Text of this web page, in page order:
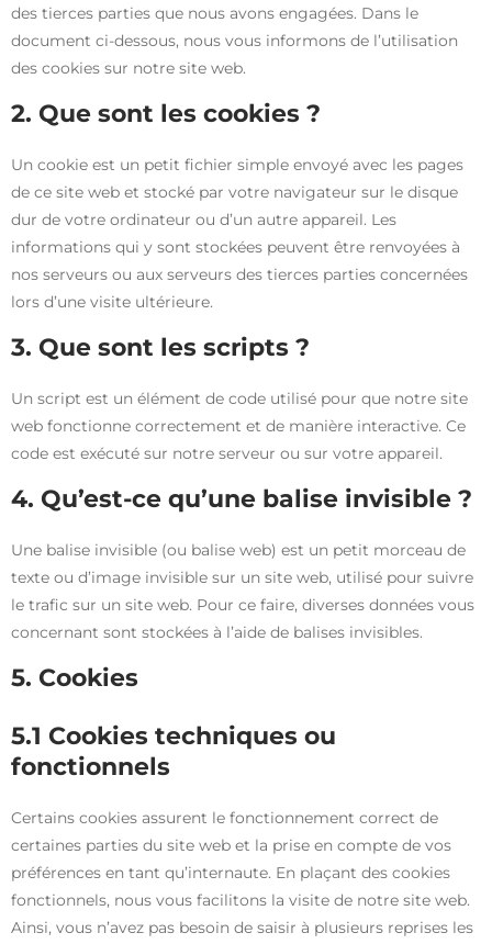
des tierces parties que nous avons engagées. Dans le
document ci-dessous, nous vous informons de l’utilisation
des cookies sur notre site web.
2. Que sont les cookies ?
Un cookie est un petit fichier simple envoyé avec les pages
de ce site web et stocké par votre navigateur sur le disque
dur de votre ordinateur ou d’un autre appareil. Les
informations qui y sont stockées peuvent être renvoyées à
nos serveurs ou aux serveurs des tierces parties concernées
lors d’une visite ultérieure.
3. Que sont les scripts ?
Un script est un élément de code utilisé pour que notre site
web fonctionne correctement et de manière interactive. Ce
code est exécuté sur notre serveur ou sur votre appareil.
4. Qu’est-ce qu’une balise invisible ?
Une balise invisible (ou balise web) est un petit morceau de
texte ou d’image invisible sur un site web, utilisé pour suivre
le trafic sur un site web. Pour ce faire, diverses données vous
concernant sont stockées à l’aide de balises invisibles.
5. Cookies
5.1 Cookies techniques ou
fonctionnels
Certains cookies assurent le fonctionnement correct de
certaines parties du site web et la prise en compte de vos
préférences en tant qu’internaute. En plaçant des cookies
fonctionnels, nous vous facilitons la visite de notre site web.
Ainsi, vous n’avez pas besoin de saisir à plusieurs reprises les